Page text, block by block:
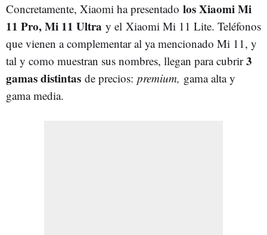
Concretamente, Xiaomi ha presentado los Xiaomi Mi
11 Pro, Mi 11 Ultra y el Xiaomi Mi 11 Lite. Teléfonos
que vienen a complementar al ya mencionado Mi 11, y
tal y como muestran sus nombres, llegan para cubrir3
gamas distintas de precios: premium, gama alta y
gama media.